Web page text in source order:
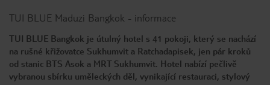
TUI BLUE Maduzi Bangkok - informace
TUI BLUE Bangkok je útulný hotel s 41 pokoji, který se nachází
na rušné křižovatce Sukhumvit a Ratchadapisek, jen pár kroků
od stanic BTS Asok a MRT Sukhumvit. Hotel nabízí pečlivě
vybranou sbírku uměleckých děl, vynikající restauraci, stylový